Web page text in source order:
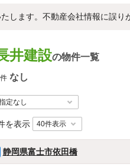
します。不動産会社情報に誤り
井建設の物件一覧
なし
を表示
静岡県富士市依田橋